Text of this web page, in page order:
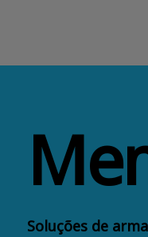
Soluções de